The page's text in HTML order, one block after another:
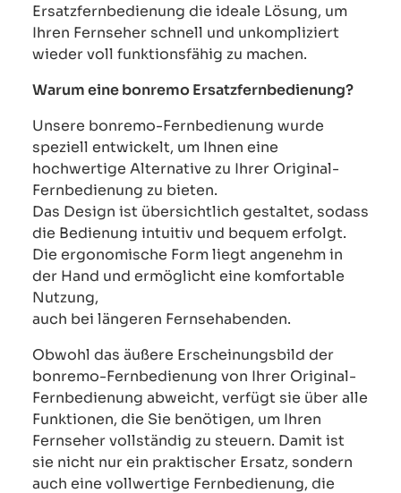
Ersatzfernbedienung die ideale Lösung, um
Ihren Fernseher schnell und unkompliziert
wieder voll funktionsfähig zu machen.
Warum eine bonremo Ersatzfernbedienung?
Unsere bonremo-Fernbedienung wurde
speziell entwickelt, um Ihnen eine
hochwertige Alternative zu Ihrer Original-
Fernbedienung zu bieten.
Das Design ist übersichtlich gestaltet, sodass
die Bedienung intuitiv und bequem erfolgt.
Die ergonomische Form liegt angenehm in
der Hand und ermöglicht eine komfortable
Nutzung,
auch bei längeren Fernsehabenden.
Obwohl das äußere Erscheinungsbild der
bonremo-Fernbedienung von Ihrer Original-
Fernbedienung abweicht, verfügt sie über alle
Funktionen, die Sie benötigen, um Ihren
Fernseher vollständig zu steuern. Damit ist
sie nicht nur ein praktischer Ersatz, sondern
auch eine vollwertige Fernbedienung, die